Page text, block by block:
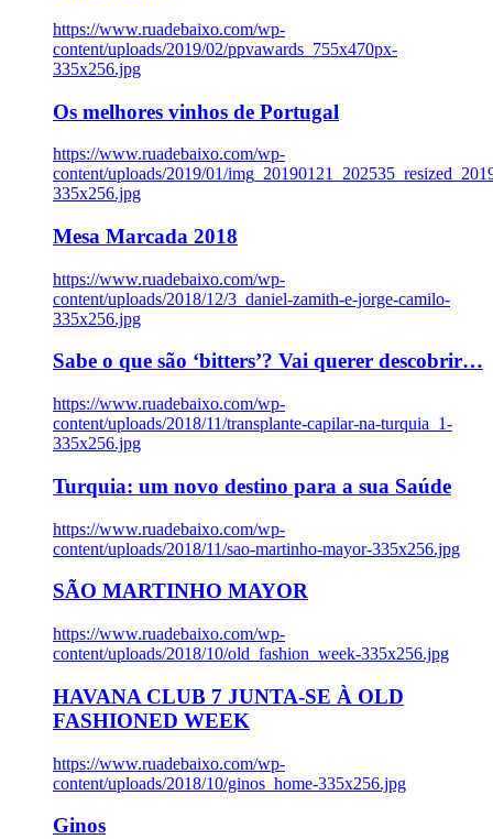
https://www.ruadebaixo.com/wp-
content/uploads/2019/02/ppvawards_755x470px-
335x256.jpg
Os melhores vinhos de Portugal
https://www.ruadebaixo.com/wp-
content/uploads/2019/01/
335x256.jpg
Mesa Marcada 2018
https://www.ruadebaixo.com/wp-
content/uploads/2018/12/3_daniel-zamith-e-jorge-camilo-
335x256.jpg
Sabe o que são ‘bitters’? Vai querer descobrir…
https://www.ruadebaixo.com/wp-
content/uploads/2018/11/transplante-capilar-na-turquia_1-
335x256.jpg
Turquia: um novo destino para a sua Saúde
https://www.ruadebaixo.com/wp-
content/uploads/2018/11/sao-martinho-mayor-335x256.jpg
SÃO MARTINHO MAYOR
https://www.ruadebaixo.com/wp-
content/uploads/2018/10/old_fashion_week-335x256.jpg
HAVANA CLUB 7 JUNTA-SE À OLD
FASHIONED WEEK
https://www.ruadebaixo.com/wp-
content/uploads/2018/10/ginos_home-335x256.jpg
Ginos